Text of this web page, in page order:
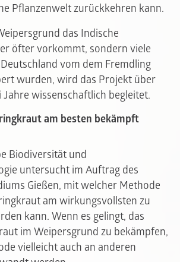
Pflanzenwelt zurückkehren kann.
das Indische
öfter vorkommt, sondern viele
vom dem Fremdling
wurden, wird das Projekt über
Jahre wissenschaftlich begleitet.
am besten bekämpft
Biodiversität und
untersucht im Auftrag des
Gießen, mit welcher Methode
am wirkungsvollsten zu
kann. Wenn es gelingt, das
im Weipersgrund zu bekämpfen,
vielleicht auch an anderen